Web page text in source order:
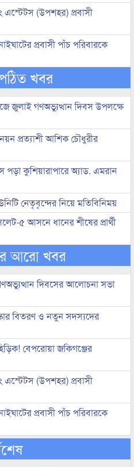
এস্টেটস (উপশহর) প্রবাসী
প্রবাসী পাঁচ পরিবারকে
খবর
জুলাই গণঅভ্যুত্থান দিবস উপলক্ষে
প্রত্যাশী আশিক চৌধুরীর
পড়া কুশিয়ারাপারে অ্যাড. এমরান
নেতৃবৃন্দের নিয়ে মতিবিনিময়
৫ আসনে ধানের শীষের প্রার্থী
আরো খবর
দিবসের আলোচনা সভা
বিতরণ ও নতুন সদস্যদের
বেপরোয়া জকিগঞ্জের
এস্টেটস (উপশহর) প্রবাসী
প্রবাসী পাঁচ পরিবারকে